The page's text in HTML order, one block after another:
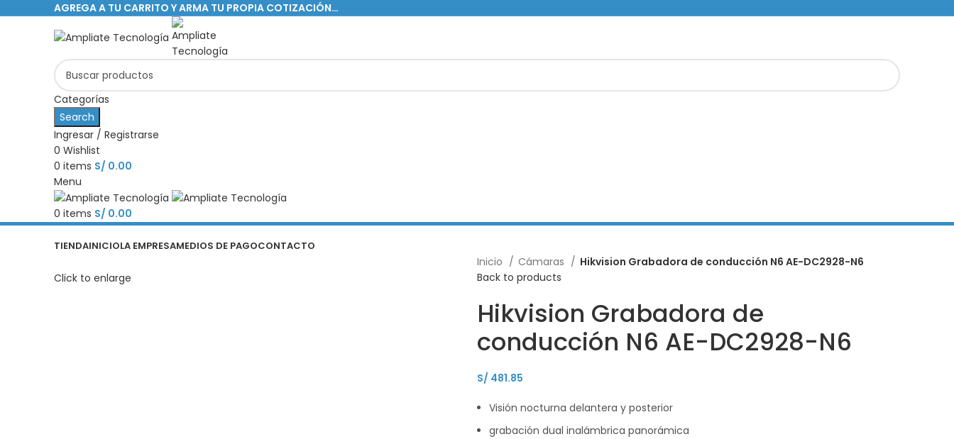
AGREGA A TU CARRITO Y ARMA TU PROPIA COTIZACIÓN…
Categorías
Search
Ingresar / Registrarse
0 Wishlist
0 items S/ 0.00
Menu
0 items S/ 0.00
Categorías
TIENDAINICIOLA EMPRESAMEDIOS DE PAGOCONTACTO
Click to enlarge
Inicio Cámaras
Hikvision Grabadora de conducción N6 AE-DC2928-N6
Back to products
Hikvision Grabadora de
conducción N6 AE-DC2928-N6
S/ 481.85
Visión nocturna delantera y posterior
grabación dual inalámbrica panorámica